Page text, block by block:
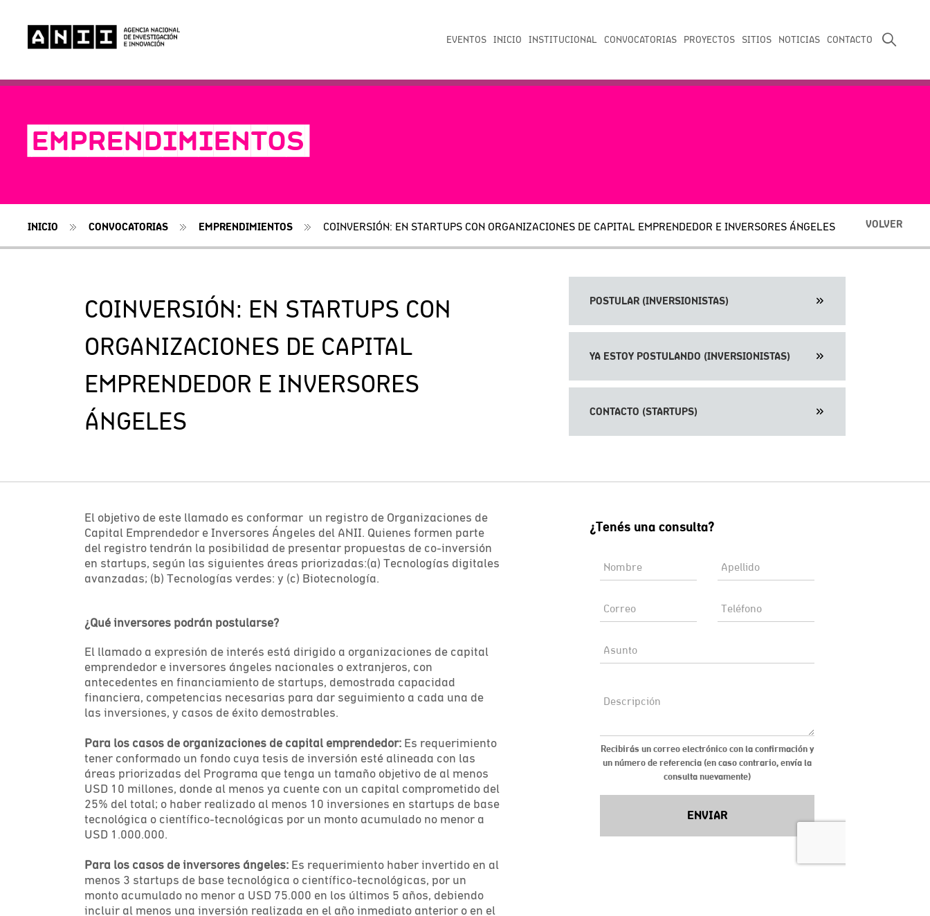
CONTACTO
NOTICIAS
SITIOS
PROYECTOS
CONVOCATORIAS
INSTITUCIONAL
INICIO
EVENTOS
-EMPRENDIMIENTOS-
INICIO CONVOCATORIAS EMPRENDIMIENTOS COINVERSIÓN: EN STARTUPS CON ORGANIZACIONES DE CAPITAL EMPRENDEDOR E INVERSORES ÁNGELES VOLVER
COINVERSIÓN: EN STARTUPS CON
ORGANIZACIONES DE CAPITAL
EMPRENDEDOR E INVERSORES
ÁNGELES
POSTULAR (INVERSIONISTAS)
YA ESTOY POSTULANDO (INVERSIONISTAS)
CONTACTO (STARTUPS)
El objetivo de este llamado es conformar un registro de Organizaciones de
Capital Emprendedor e Inversores Ángeles del ANII. Quienes formen parte
del registro tendrán la posibilidad de presentar propuestas de co-inversión
en startups, según las siguientes áreas priorizadas:(a) Tecnologías digitales
avanzadas; (b) Tecnologías verdes: y (c) Biotecnología.
¿Qué inversores podrán postularse?
El llamado a expresión de interés está dirigido a organizaciones de capital
emprendedor e inversores ángeles nacionales o extranjeros, con
antecedentes en financiamiento de startups, demostrada capacidad
financiera, competencias necesarias para dar seguimiento a cada una de
las inversiones, y casos de éxito demostrables.
Para los casos de organizaciones de capital emprendedor: Es requerimiento
tener conformado un fondo cuya tesis de inversión esté alineada con las
áreas priorizadas del Programa que tenga un tamaño objetivo de al menos
USD 10 millones, donde al menos ya cuente con un capital comprometido del
25% del total; o haber realizado al menos 10 inversiones en startups de base
tecnológica o científico-tecnológicas por un monto acumulado no menor a
USD 1.000.000.
Para los casos de inversores ángeles: Es requerimiento haber invertido en al
menos 3 startups de base tecnológica o científico-tecnológicas, por un
monto acumulado no menor a USD 75.000 en los últimos 5 años, debiendo
incluir al menos una inversión realizada en el año inmediato anterior o en el